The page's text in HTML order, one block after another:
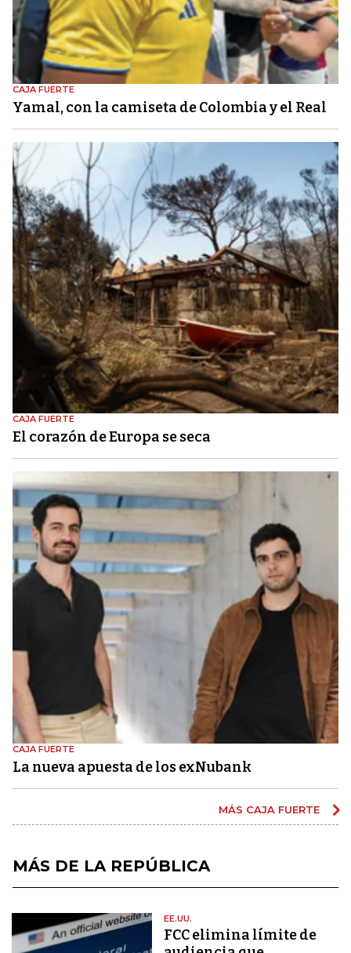
CAJA FUERTE
Yamal, con la camiseta de Colombia y el Real
CAJA FUERTE
El corazón de Europa se seca
CAJA FUERTE
La nueva apuesta de los exNubank
MÁS CAJA FUERTE
MÁS DE LA REPÚBLICA
EE.UU.
FCC elimina límite de